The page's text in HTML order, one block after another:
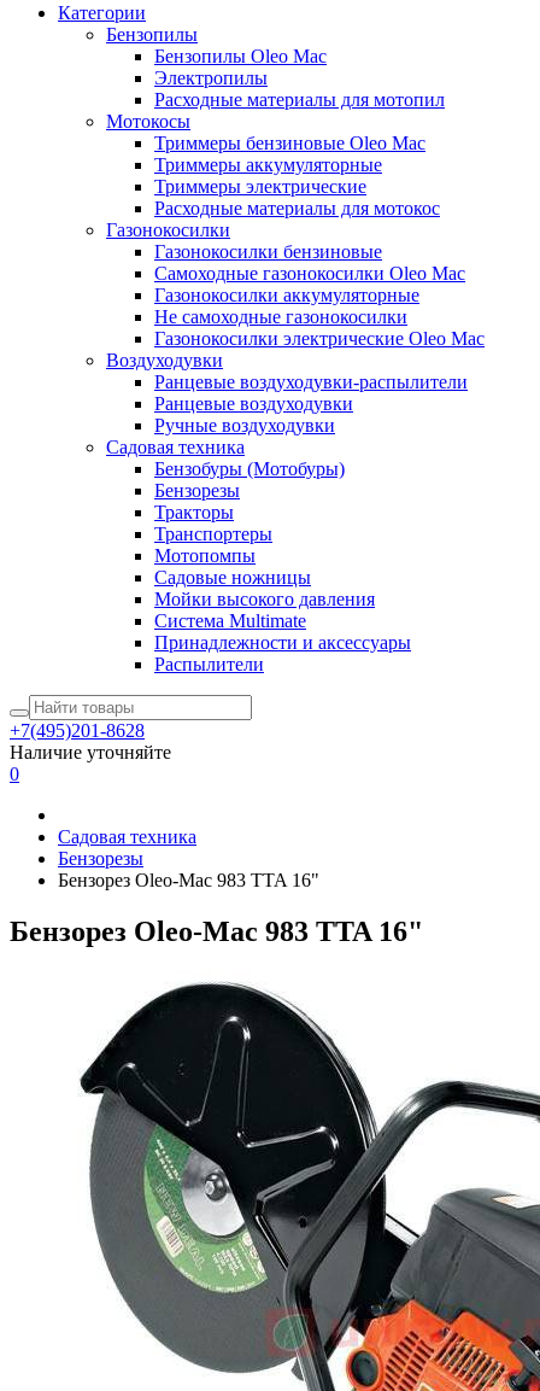
Категории
Бензопилы
Бензопилы Oleo Mac
Электропилы
Расходные материалы для мотопил
Мотокосы
Триммеры бензиновые Oleo Mac
Триммеры аккумуляторные
Триммеры электрические
Расходные материалы для мотокос
Газонокосилки
Газонокосилки бензиновые
Самоходные газонокосилки Oleo Mac
Газонокосилки аккумуляторные
Не самоходные газонокосилки
Газонокосилки электрические Oleo Mac
Воздуходувки
Ранцевые воздуходувки-распылители
Ранцевые воздуходувки
Ручные воздуходувки
Садовая техника
Бензобуры (Мотобуры)
Бензорезы
Тракторы
Транспортеры
Мотопомпы
Садовые ножницы
Мойки высокого давления
Система Multimate
Принадлежности и аксессуары
Распылители
+7(495)201-8628
Наличие уточняйте
0
Садовая техника
Бензорезы
Бензорез Oleo-Mac 983 TTA 16"
Бензорез Oleo-Mac 983 TTA 16"